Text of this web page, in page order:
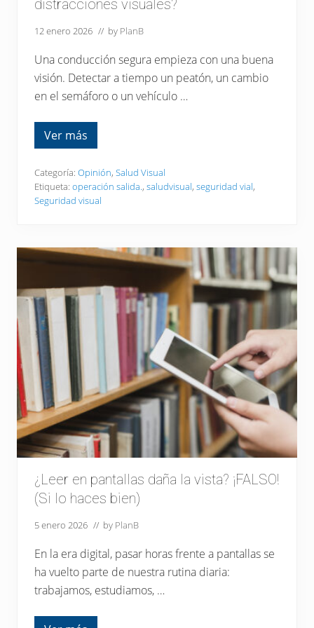
u
r
a
s
t
1
m
i
l
o
n
e
s
o
l
e
s
?
distracciones visuales?
12 enero 2026 // by PlanB
Una conducción segura empieza con una buena
visión. Detectar a tiempo un peatón, un cambio
en el semáforo o un vehículo …
¿
S
b
í
a
s
e
0
%
d
e
l
o
s
a
c
c
i
d
e
n
t
e
d
e
t
á
f
c
o
e
s
t
Ver más
Categoría: Opinión, Salud Visual
Etiqueta: operación salida., saludvisual, seguridad vial,
Seguridad visual
¿Leer en pantallas daña la vista? ¡FALSO!
(Si lo haces bien)
5 enero 2026 // by PlanB
En la era digital, pasar horas frente a pantallas se
ha vuelto parte de nuestra rutina diaria:
trabajamos, estudiamos, …